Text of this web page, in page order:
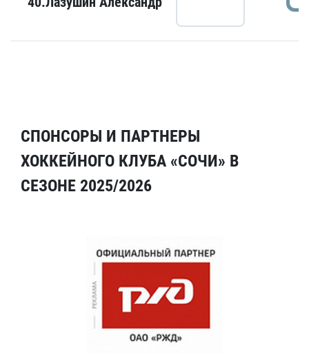
СПОНСОРЫ И ПАРТНЕРЫ
ХОККЕЙНОГО КЛУБА «СОЧИ» В
СЕЗОНЕ 2025/2026